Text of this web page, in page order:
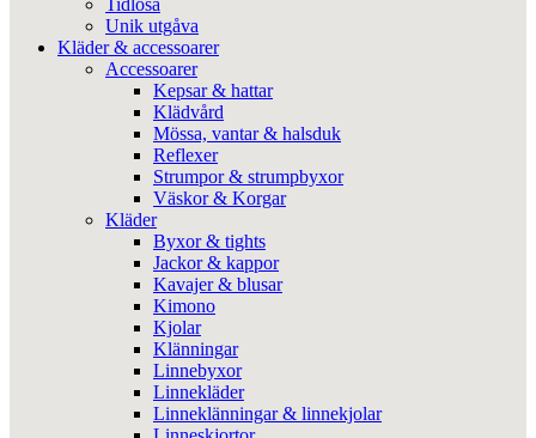
Tidlösa
Unik utgåva
Kläder & accessoarer
Accessoarer
Kepsar & hattar
Klädvård
Mössa, vantar & halsduk
Reflexer
Strumpor & strumpbyxor
Väskor & Korgar
Kläder
Byxor & tights
Jackor & kappor
Kavajer & blusar
Kimono
Kjolar
Klänningar
Linnebyxor
Linnekläder
Linneklänningar & linnekjolar